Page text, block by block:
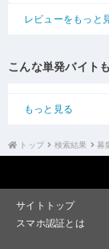
レビューをもっと
こんな単発バイト
もっと見る
トップ 検索結果 募
サイトトップ
スマホ認証とは